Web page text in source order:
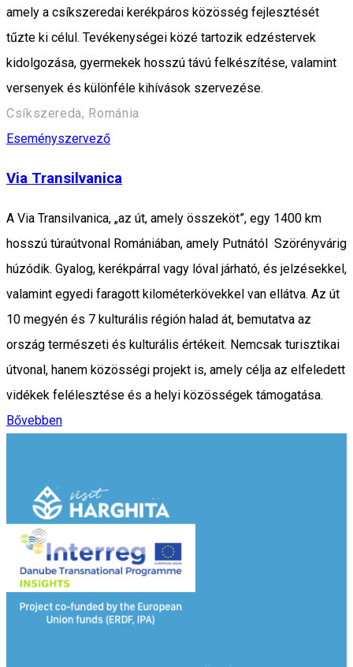
amely a csíkszeredai kerékpáros közösség fejlesztését
tűzte ki célul. Tevékenységei közé tartozik edzéstervek
kidolgozása, gyermekek hosszú távú felkészítése, valamint
versenyek és különféle kihívások szervezése.
Csíkszereda, Románia
Eseményszervező
Via Transilvanica
A Via Transilvanica, „az út, amely összeköt”, egy 1400 km
hosszú túraútvonal Romániában, amely Putnától Szörényvárig
húzódik. Gyalog, kerékpárral vagy lóval járható, és jelzésekkel,
valamint egyedi faragott kilométerkövekkel van ellátva. Az út
10 megyén és 7 kulturális régión halad át, bemutatva az
ország természeti és kulturális értékeit. Nemcsak turisztikai
útvonal, hanem közösségi projekt is, amely célja az elfeledett
vidékek felélesztése és a helyi közösségek támogatása.
Bővebben